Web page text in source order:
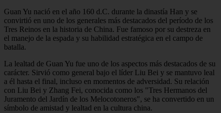
Guan Yu nació en el año 160 d.C. durante la dinastía Han y se
convirtió en uno de los generales más destacados del período de los
Tres Reinos en la historia de China. Fue famoso por su destreza en
el manejo de la espada y su habilidad estratégica en el campo de
batalla.
La lealtad de Guan Yu fue uno de los aspectos más destacados de su
carácter. Sirvió como general bajo el líder Liu Bei y se mantuvo leal
a él hasta el final, incluso en momentos de adversidad. Su relación
con Liu Bei y Zhang Fei, conocida como los "Tres Hermanos del
Juramento del Jardín de los Melocotoneros", se ha convertido en un
símbolo de amistad y lealtad en la cultura china.